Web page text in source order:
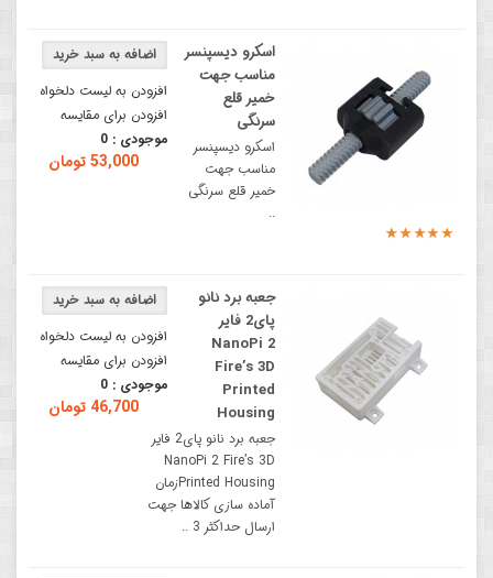
افزودن به لیست دلخواه
افزودن برای مقایسه
موجودی : 0
53,000 تومان
اسکرو دیسپنسر
مناسب جهت
خمیر قلع
سرنگی
اسکرو دیسپنسر
مناسب جهت
خمیر قلع سرنگی
..
افزودن به لیست دلخواه
افزودن برای مقایسه
موجودی : 0
46,700 تومان
جعبه برد نانو
پای2 فایر
NanoPi 2
Fire’s 3D
Printed
Housing
جعبه برد نانو پای2 فایر
NanoPi 2 Fire’s 3D
Printed Housingزمان
آماده سازی کالاها جهت
ارسال حداکثر 3 ..